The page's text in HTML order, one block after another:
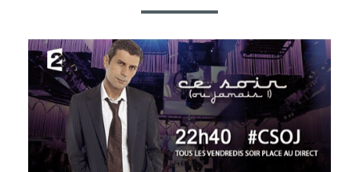
(OU
JAMAIS
!)
–
LA